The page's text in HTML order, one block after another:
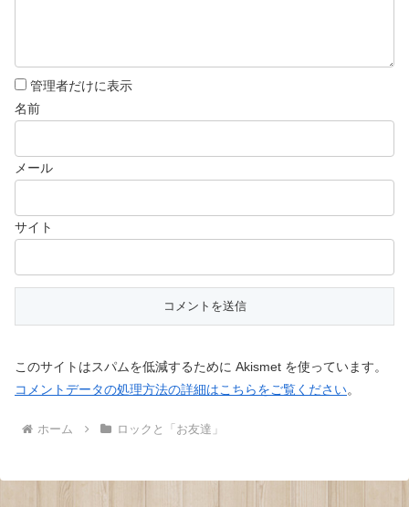
管理者だけに表示
名前
メール
サイト
このサイトはスパムを低減するために Akismet を使っています。
コメントデータの処理方法の詳細はこちらをご覧ください。
ホーム ロックと「お友達」